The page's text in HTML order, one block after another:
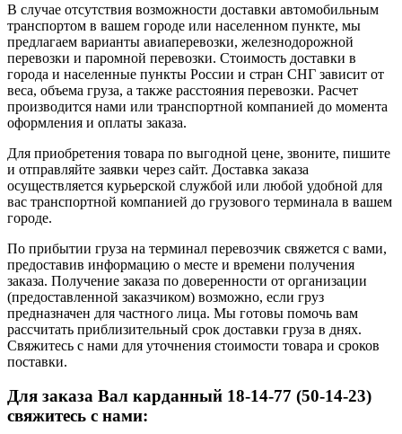
В случае отсутствия возможности доставки автомобильным
транспортом в вашем городе или населенном пункте, мы
предлагаем варианты авиаперевозки, железнодорожной
перевозки и паромной перевозки. Стоимость доставки в
города и населенные пункты России и стран СНГ зависит от
веса, объема груза, а также расстояния перевозки. Расчет
производится нами или транспортной компанией до момента
оформления и оплаты заказа.
Для приобретения товара по выгодной цене, звоните, пишите
и отправляйте заявки через сайт. Доставка заказа
осуществляется курьерской службой или любой удобной для
вас транспортной компанией до грузового терминала в вашем
городе.
По прибытии груза на терминал перевозчик свяжется с вами,
предоставив информацию о месте и времени получения
заказа. Получение заказа по доверенности от организации
(предоставленной заказчиком) возможно, если груз
предназначен для частного лица. Мы готовы помочь вам
рассчитать приблизительный срок доставки груза в днях.
Свяжитесь с нами для уточнения стоимости товара и сроков
поставки.
Для заказа Вал карданный 18-14-77 (50-14-23)
свяжитесь с нами: